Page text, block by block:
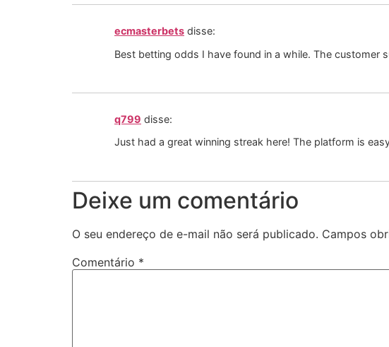
ecmasterbets disse:
Best betting odds I have found in a while. The customer
q799 disse:
Just had a great winning streak here! The platform is
Deixe um comentário
O seu endereço de e-mail não será publicado. Campos
Comentário *